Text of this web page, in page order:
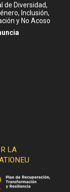
de Diversidad,
Inclusión,
y No Acoso
LA